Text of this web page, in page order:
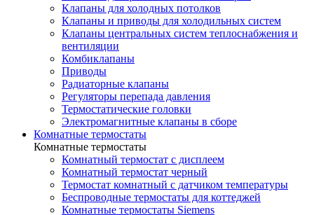
Клапаны для холодных потолков
Клапаны и приводы для холодильных систем
Клапаны центральных систем теплоснабжения и
вентиляции
Комбиклапаны
Приводы
Радиаторные клапаны
Регуляторы перепада давления
Термостатические головки
Электромагнитные клапаны в сборе
Комнатные термостаты
Комнатные термостаты
Комнатный термостат с дисплеем
Комнатный термостат черный
Термостат комнатный с датчиком температуры
Беспроводные термостаты для коттеджей
Комнатные термостаты Siemens